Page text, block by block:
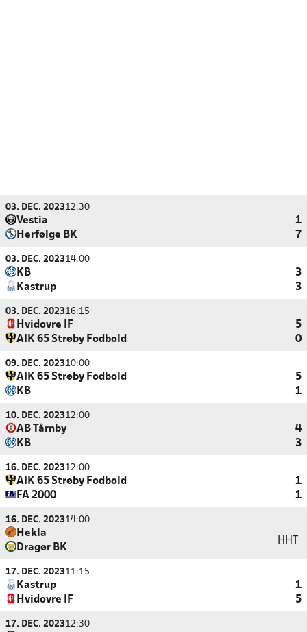
03. DEC. 202312:30
Vestia
1
Herfølge BK
7
03. DEC. 202314:00
KB
3
Kastrup
3
03. DEC. 202316:15
Hvidovre IF
5
AIK 65 Strøby Fodbold
0
09. DEC. 202310:00
AIK 65 Strøby Fodbold
5
KB
1
10. DEC. 202312:00
AB Tårnby
4
KB
3
16. DEC. 202312:00
AIK 65 Strøby Fodbold
1
FA 2000
1
16. DEC. 202314:00
Hekla
Dragør BK
HHT
17. DEC. 202311:15
Kastrup
1
Hvidovre IF
5
17. DEC. 202312:30